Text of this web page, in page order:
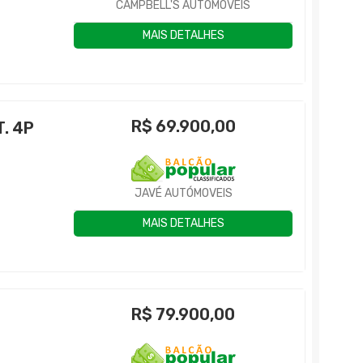
CAMPBELL'S AUTOMÓVEIS
MAIS DETALHES
4P R$ 69.900,00
JAVÉ AUTÓMOVEIS
MAIS DETALHES
R$ 79.900,00